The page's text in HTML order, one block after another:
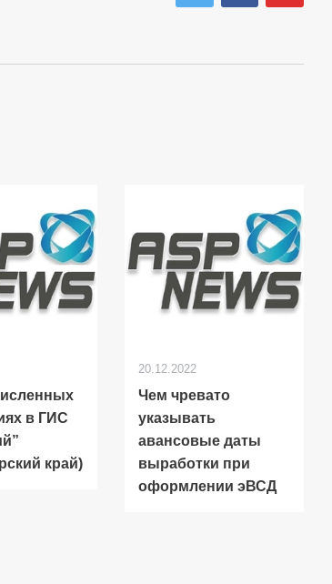
в ГИС
край)
20.12.2022
Чем чревато
указывать
авансовые даты
выработки при
оформлении эВСД